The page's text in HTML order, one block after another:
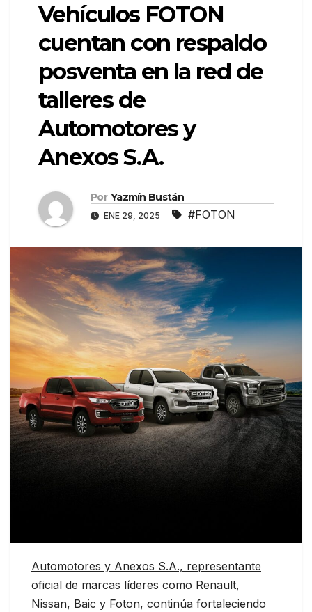
Vehículos FOTON
cuentan con respaldo
posventa en la red de
talleres de
Automotores y
Anexos S.A.
Por Yazmín Bustán
ENE 29, 2025 #FOTON
Automotores y Anexos S.A., representante
oficial de marcas líderes como Renault,
Nissan, Baic y Foton, continúa fortaleciendo